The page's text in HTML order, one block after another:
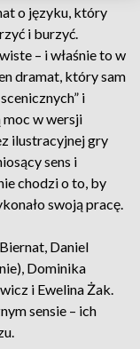
o języku, który
i burzyć.
– i właśnie to w
dramat, który sam
i
moc w wersji
ilustracyjnej gry
sens i
chodzi o to, by
swoją pracę.
Daniel
Dominika
i Ewelina Żak.
sensie – ich